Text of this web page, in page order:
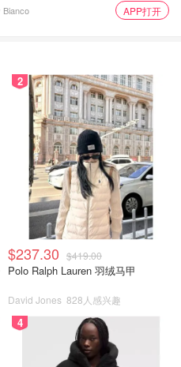
造型，除了网红蝴蝶结，我还
出一个小尖尖就是花瓣样
花纹.
多少刀，尽量要双数，如果
以把每一对反向反转，就是
成一个小小心形，这就是心
形的，很浪漫.
大家可以看我晒货或文字做
Bianco APP打开
2
$237.30 $419.00
Polo Ralph Lauren 羽绒马甲
David Jones 828人感兴趣
4